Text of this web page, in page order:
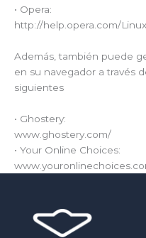
• Opera:
http://help.opera.com/
Además, también puede
en su navegador a través
siguientes
• Ghostery:
www.ghostery.com/
• Your Online Choices: